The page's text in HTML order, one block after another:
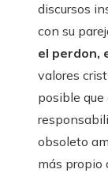
discursos
con su
el perdon,
valores
posible que
obsoleto
más propio